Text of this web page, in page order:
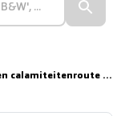
wijk Thiendenlanden Schoonhoven